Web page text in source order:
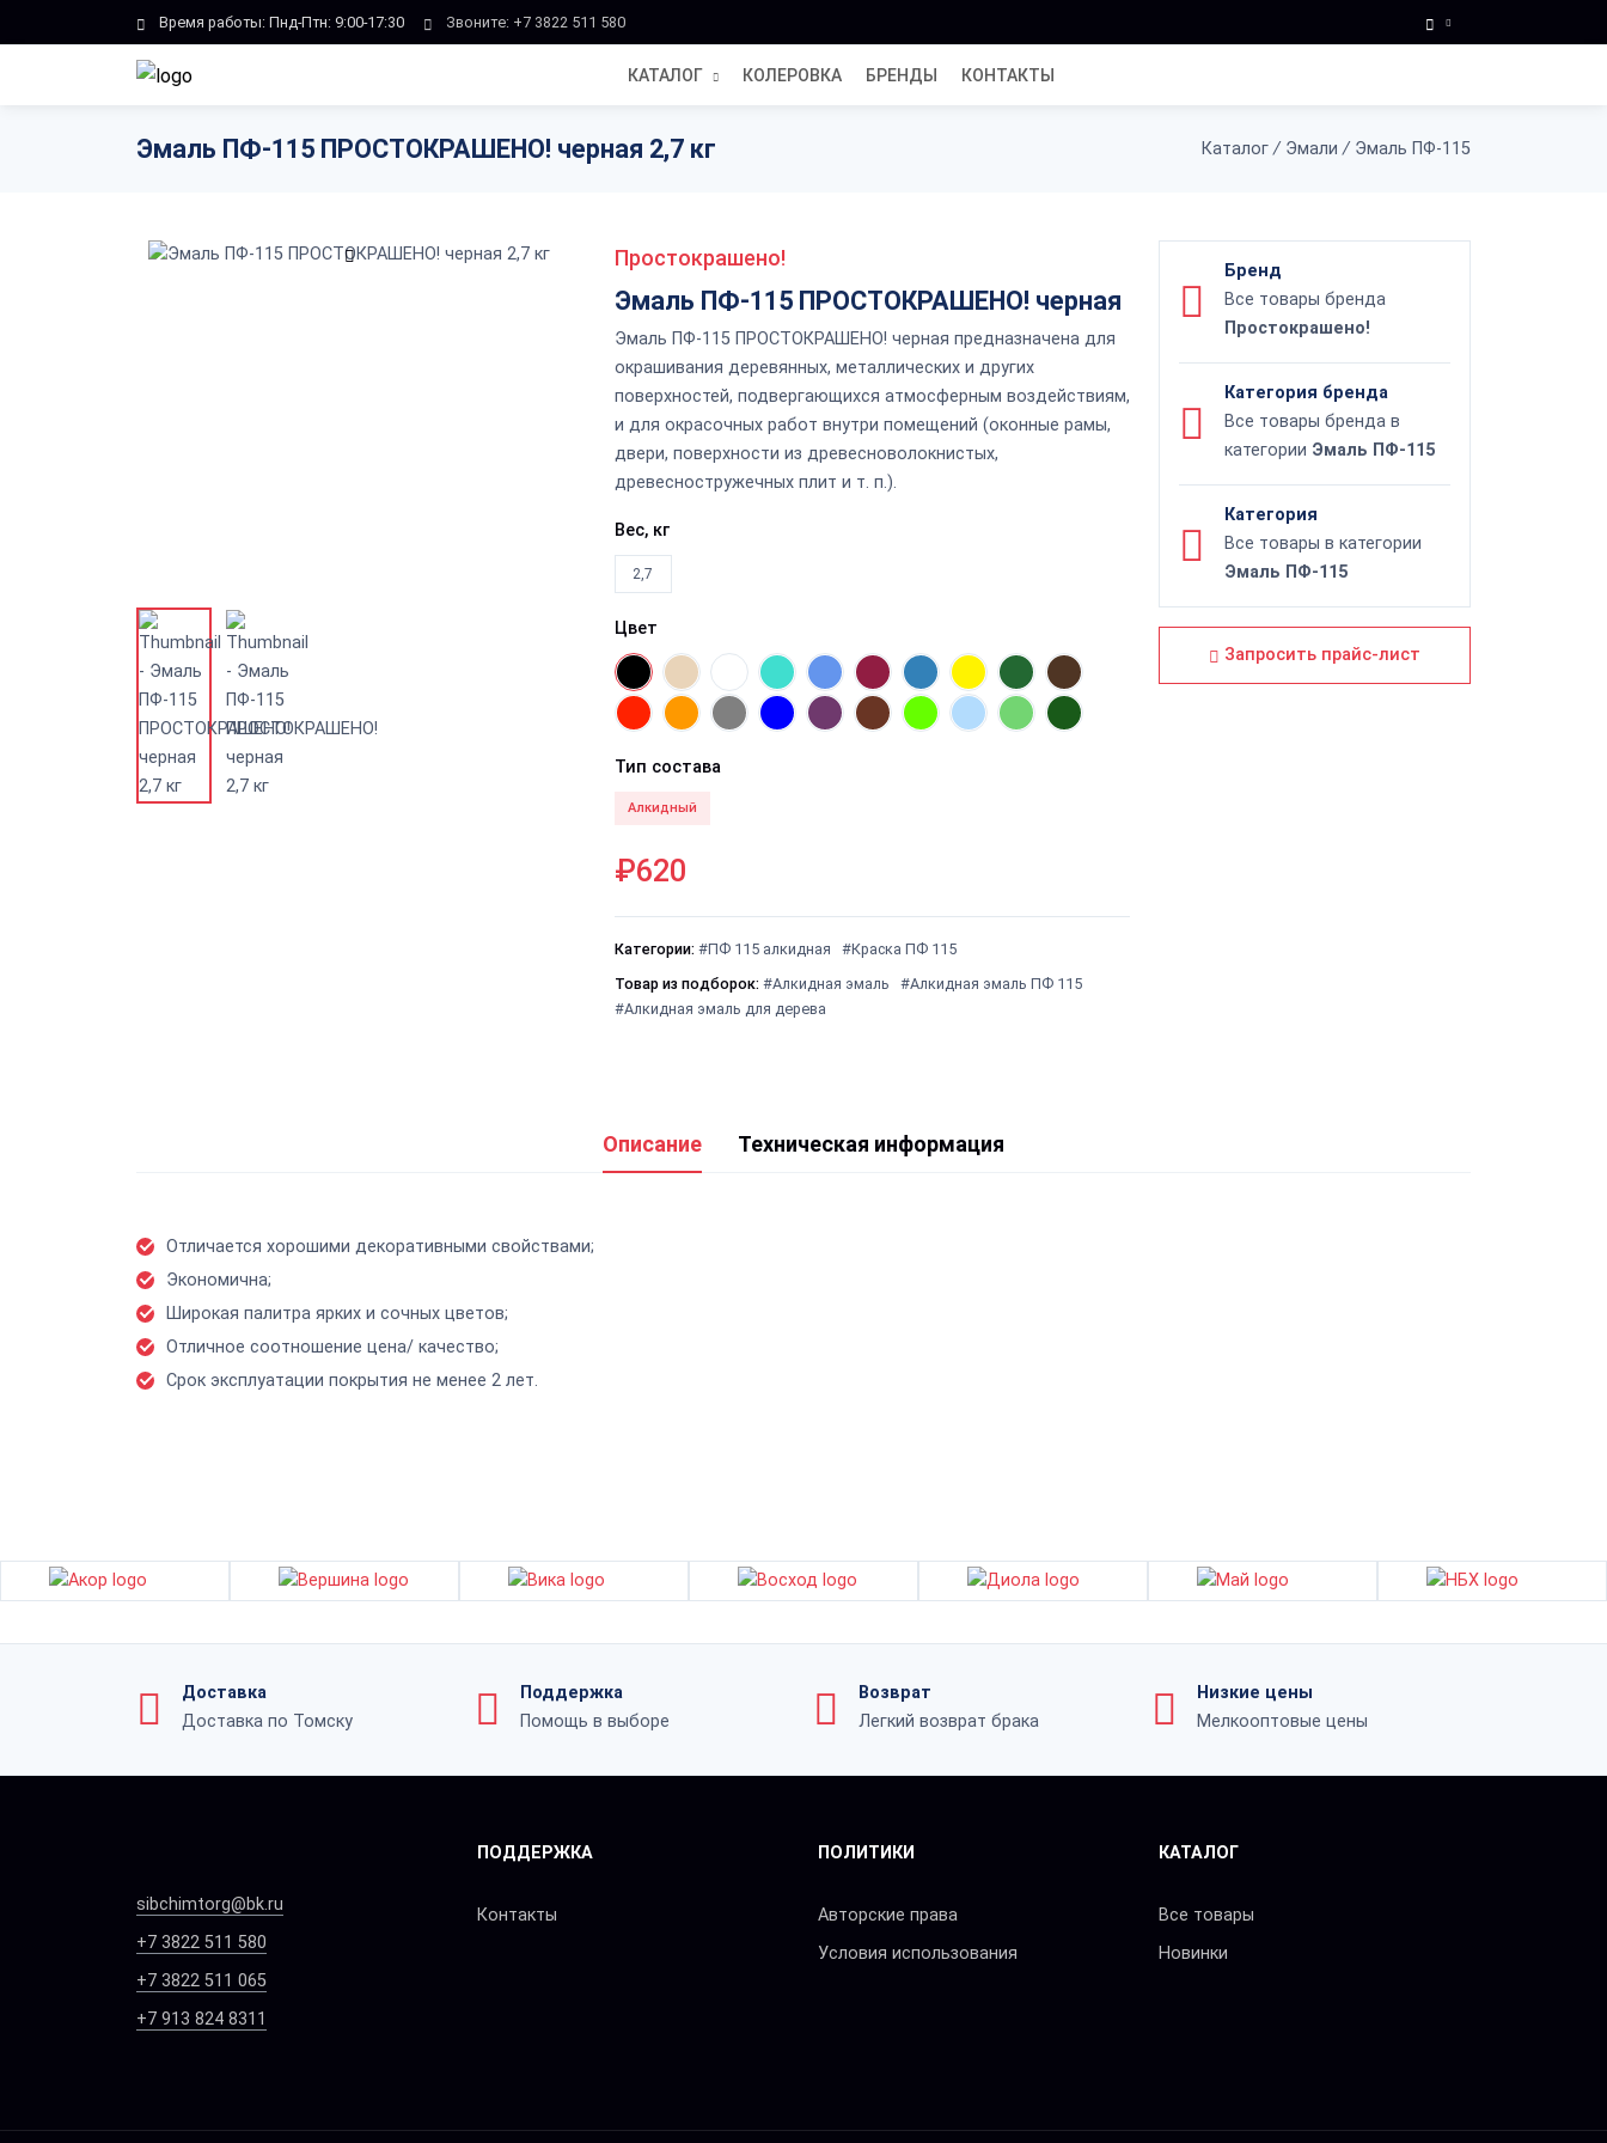
Skip to main contentВремя работы: Пнд-Птн: 9:00-17:30 Звоните: +7 3822 511 580
КАТАЛОГ КОЛЕРОВКА БРЕНДЫ КОНТАКТЫ
Эмаль ПФ-115 ПРОСТОКРАШЕНО! черная 2,7 кг Каталог / Эмали / Эмаль ПФ-115
Простокрашено!
Эмаль ПФ-115 ПРОСТОКРАШЕНО! черная
Эмаль ПФ-115 ПРОСТОКРАШЕНО! черная предназначена для
окрашивания деревянных, металлических и других
поверхностей, подвергающихся атмосферным воздействиям,
и для окрасочных работ внутри помещений (оконные рамы,
двери, поверхности из древесноволокнистых,
древесностружечных плит и т. п.).
Вес, кг
2,7
Цвет
Тип состава
Алкидный
₽620
Категории: #ПФ 115 алкидная
#Краска ПФ 115
Товар из подборок: #Алкидная эмаль
#Алкидная эмаль ПФ 115
#Алкидная эмаль для дерева
Бренд
Все товары бренда
Простокрашено!
Категория бренда
Все товары бренда в
категории Эмаль ПФ-115
Категория
Все товары в категории
Эмаль ПФ-115
Запросить прайс-лист
Описание Техническая информация
Отличается хорошими декоративными свойствами;
Экономична;
Широкая палитра ярких и сочных цветов;
Отличное соотношение цена/ качество;
Срок эксплуатации покрытия не менее 2 лет.
Доставка
Доставка по Томску
Поддержка
Помощь в выборе
Возврат
Легкий возврат брака
Низкие цены
Мелкооптовые цены
sibchimtorg@bk.ru
+7 3822 511 580
+7 3822 511 065
+7 913 824 8311
ПОДДЕРЖКА
Контакты
ПОЛИТИКИ
Авторские права
Условия использования
КАТАЛОГ
Все товары
Новинки